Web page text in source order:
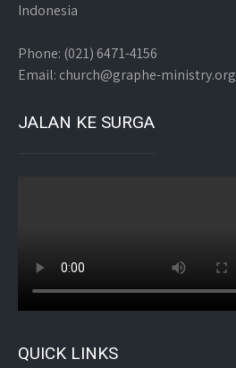
Indonesia
Phone: (021) 6471-4156
Email: church@graphe-ministry.org
JALAN KE SURGA
QUICK LINKS